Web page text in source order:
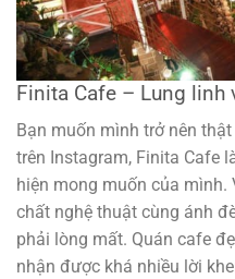
Finita Cafe – Lung linh
Bạn muốn mình trở nên
trên Instagram, Finita Cafe
hiện mong muốn của
chất nghệ thuật cùng ánh
phải lòng mất. Quán cafe
nhận được khá nhiều lời